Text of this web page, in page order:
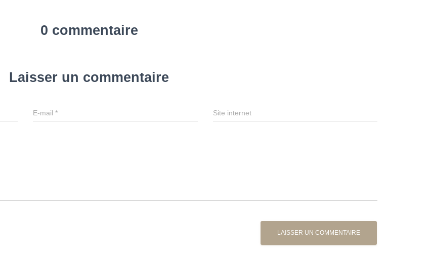
0 commentaire
Laisser un commentaire
E-mail* Site internet